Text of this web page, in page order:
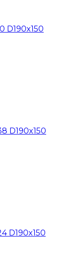
D190x150
D190x150
D190x150